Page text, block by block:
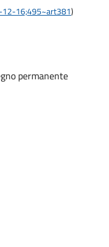
12-16;495~art381)
permanente